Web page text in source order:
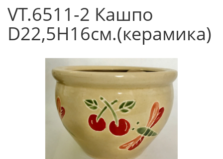
VT.6511-2 Кашпо
D22,5H16см.(керамика)